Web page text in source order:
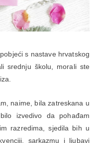
s nastave hrvatskog
srednju školu, morali ste
naime, bila zatreskana u
izvedivo da pohađam
razredima, sjedila bih u
sarkazmu i ljubavi